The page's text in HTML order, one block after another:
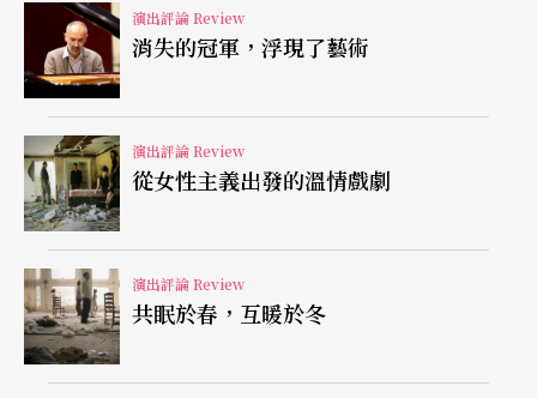
塑甚至是其他領域之間的再分享可能？
兔子先生的指涉
由於茱莉．吉柏臉妝與髮式對於荷蘭畫派的投射，
該流派掙脫了千百年來神話與宗教題材對於藝術創
作的束縛，進而開拓藝術反映現實生活的深度與廣
度，因而不禁令人猜想，那位在全場裡皆不進行既
定認知下「跳舞」舉動的男舞者，回歸一個普通人
身體姿態與日常行為的「舞蹈」形式，不但在更大
演出評論 Review
消失的冠軍，浮現了藝術
演出評論 Review
從女性主義出發的溫情戲劇
演出評論 Review
共眠於春，互暖於冬